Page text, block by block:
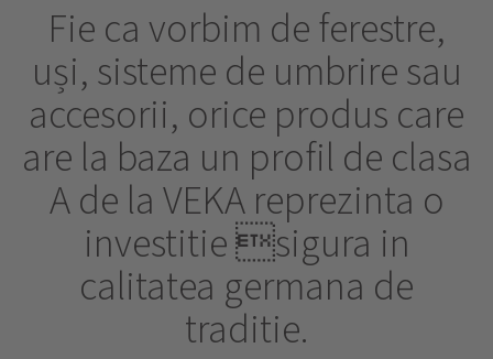
Fie ca vorbim de ferestre,
uși, sisteme de umbrire sau
accesorii, orice produs care
are la baza un profil de clasa
A de la VEKA reprezinta o
investitie sigura in
calitatea germana de
traditie.